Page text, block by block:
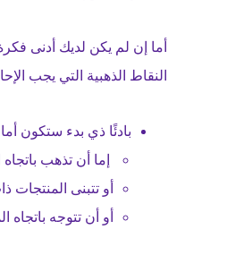
أما إن لم يكن لديك أدنى
النقاط الذهبية التي يجب
بادئًا ذي بدء ستكون أمام 3 خيارات أساسية من حيث سوية العملاء والمنتجات
إما أن تذهب
أو تتبنى
أو أن تتوجه